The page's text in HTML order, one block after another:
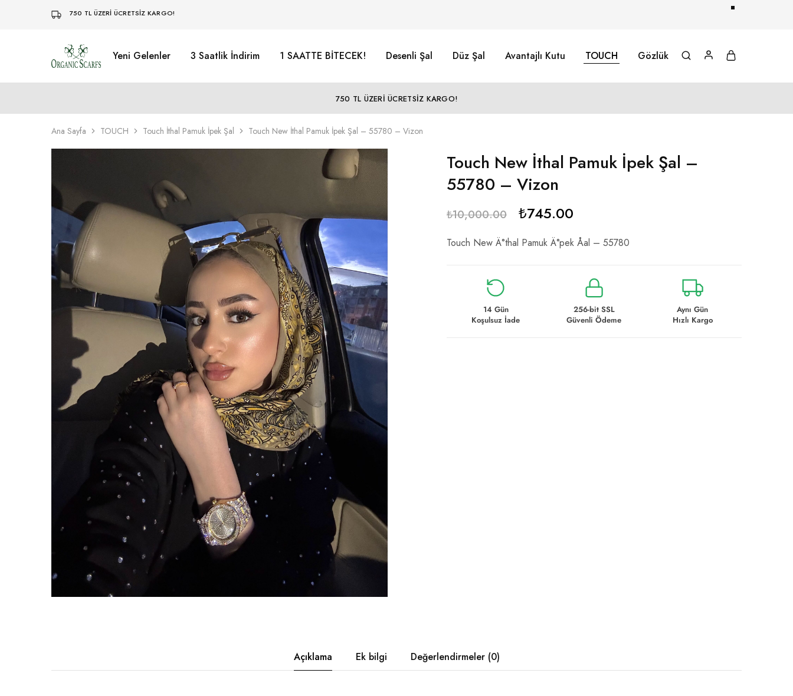
750 TL ÜZERİ ÜCRETSİZ KARGO!
Organikscarf Yeni Gelenler 3 Saatlik İndirim 1 SAATTE BİTECEK! Desenli Şal Düz Şal Avantajlı Kutu TOUCH Gözlük
750 TL ÜZERİ ÜCRETSİZ KARGO!
Ana Sayfa TOUCH Touch İthal Pamuk İpek Şal Touch New İthal Pamuk İpek Şal – 55780 – Vizon
Touch New İthal Pamuk İpek Şal –
55780 – Vizon
₺10,000.00 ₺745.00
Touch New Ä°thal Pamuk Ä°pek Åal – 55780
14 Gün
Koşulsuz İade
256-bit SSL
Güvenli Ödeme
Aynı Gün
Hızlı Kargo
Açıklama Ek bilgi Değerlendirmeler (0)